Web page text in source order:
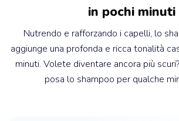
in pochi minuti
Nutrendo e rafforzando i capelli, lo
aggiunge una profonda e ricca tonalità
minuti. Volete diventare ancora più
posa lo shampoo per qualche